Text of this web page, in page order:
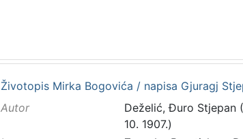
Životopis Mirka Bogovića / napisa Gjuragj
Autor
Deželić, Đuro Stjepan
10. 1907.)